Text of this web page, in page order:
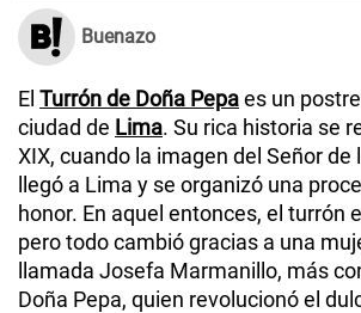
Buenazo
El Turrón de Doña Pepaes un
ciudad de Lima. Su rica historia se
XIX, cuando la imagen del Señor de
llegó a Lima y se organizó una
honor. En aquel entonces, el turrón
pero todo cambió gracias a una
llamada Josefa Marmanillo, más
Doña Pepa, quien revolucionó el